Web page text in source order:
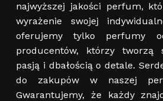
najwyższej jakości perfum,
wyrażenie swojej
oferujemy tylko perfumy
producentów, którzy tworzą
pasją i dbałością o detale.
do zakupów w naszej
Gwarantujemy, że każdy